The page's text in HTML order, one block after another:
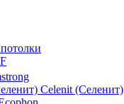
Celenit (Селенит)